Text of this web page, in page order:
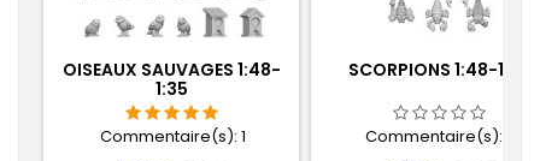
OISEAUX SAUVAGES 1:48-
1:35
Commentaire(s): 1
SCORPIONS 1:48-1:35
Commentaire(s):